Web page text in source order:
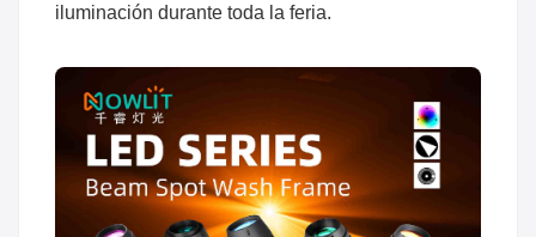
iluminación durante toda la feria.